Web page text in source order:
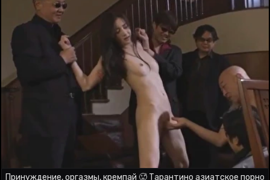
Принуждение, оргазмы, кремпай 🥵 Тарантино азиатское порно